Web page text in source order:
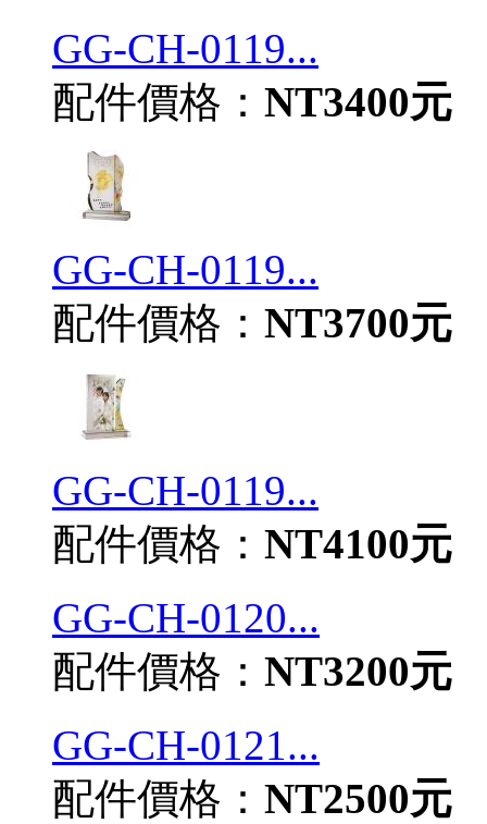
GG-CH-0119...
配件價格： NT3400元
GG-CH-0119...
配件價格： NT3700元
GG-CH-0119...
配件價格： NT4100元
GG-CH-0120...
配件價格： NT3200元
GG-CH-0121...
配件價格： NT2500元